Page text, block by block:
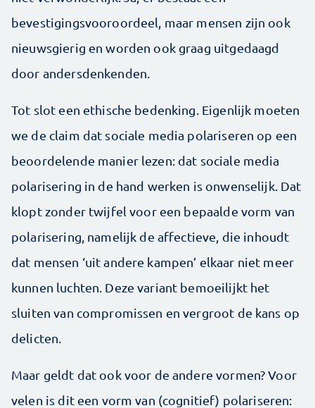
bevestigingsvooroordeel, maar mensen zijn ook
nieuwsgierig en worden ook graag uitgedaagd
door andersdenkenden.
Tot slot een ethische bedenking. Eigenlijk moeten
we de claim dat sociale media polariseren op een
beoordelende manier lezen: dat sociale media
polarisering in de hand werken is onwenselijk. Dat
klopt zonder twijfel voor een bepaalde vorm van
polarisering, namelijk de affectieve, die inhoudt
dat mensen ‘uit andere kampen’ elkaar niet meer
kunnen luchten. Deze variant bemoeilijkt het
sluiten van compromissen en vergroot de kans op
delicten.
Maar geldt dat ook voor de andere vormen? Voor
velen is dit een vorm van (cognitief) polariseren: